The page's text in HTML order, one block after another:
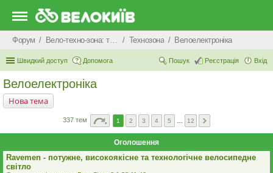
Форум Вело-техно-зона: технічні питання та консультації Технозона Велоелектроніка
Швидкий доступ Допомога Вхід
Реєстрація
Пошук
Велоелектроніка
Нова тема
337 тем 1 2 3 4 5 12
Оголошення
Ravemen - потужне, високоякісне та технологічне велосипедне
світло